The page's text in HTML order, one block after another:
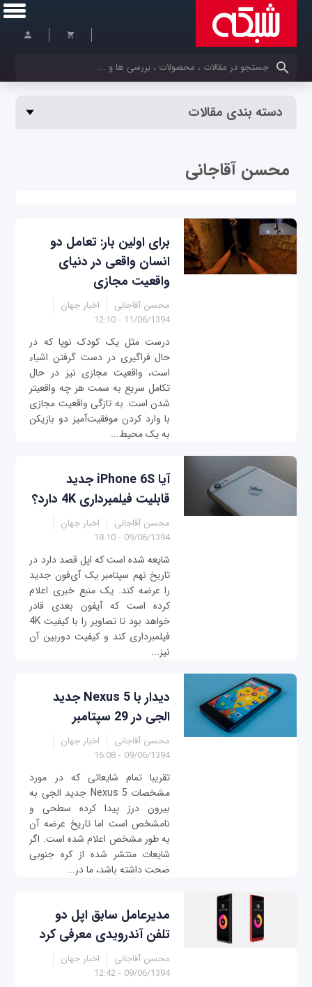
کلمات کلیدی خود را وارد کنید
دسته بندی مقالات
محسن آقاجانی
برای اولین بار: تعامل دو
انسان واقعی در دنیای
واقعیت مجازی
محسن آقاجانی
اخبار جهان
11/06/1394 - 12:10
درست مثل یک کودک نوپا که در
حال فراگیری در دست گرفتن اشیاء
است، واقعیت مجازی نیز در حال
تکامل سریع به سمت هر چه واقعی‎تر
شدن است. به تازگی واقعیت مجازی
با وارد کردن موفقیت‌آمیز دو بازیکن
به یک محیط...
آیا iPhone 6S جدید
قابلیت فیلم‎برداری 4K دارد؟
محسن آقاجانی
اخبار جهان
09/06/1394 - 18:10
شایعه شده است که اپل قصد دارد در
تاریخ نهم سپتامبر یک آی‌فون جدید
را عرضه کند. یک منبع خبری اعلام
کرده است که آی‎فون بعدی قادر
خواهد بود تا تصاویر را با کیفیت 4K
فیلم‎برداری کند و کیفیت دوربين آن
نیز...
دیدار با Nexus 5 جدید
ال‎جی در 29 سپتامبر
محسن آقاجانی
اخبار جهان
09/06/1394 - 16:08
تقريبا تمام شایعاتی که در مورد
مشخصات Nexus 5 جدید ال‎جی به
بیرون درز پیدا کرده سطحی و
نامشخص است اما تاریخ عرضه آن
به طور مشخص اعلام شده است. اگر
شایعات منتشر شده از کره جنوبی
صحت داشته باشد، ما در...
مدیرعامل سابق اپل دو
تلفن آندرويدی معرفی کرد
محسن آقاجانی
اخبار جهان
09/06/1394 - 12:42